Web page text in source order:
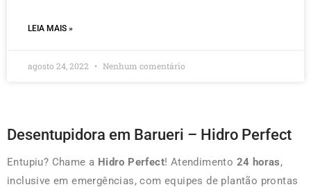
LEIA MAIS »
agosto 24, 2022 Nenhum comentário
Desentupidora em Barueri – Hidro Perfect
Entupiu? Chame a Hidro Perfect! Atendimento 24 horas,
inclusive em emergências, com equipes de plantão prontas